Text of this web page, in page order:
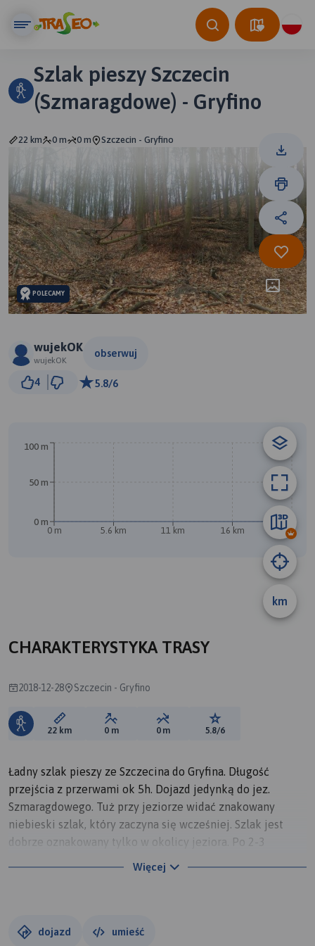
Szlak pieszy Szczecin
(Szmaragdowe) - Gryfino
22 km 0 m 0 m Szczecin - Gryfino
POLECAMY
wujekOK
wujekOK
obserwuj
4 5.8/6
km
0 m 5.6 km 11 km 16 km 22 km
0 m
50 m
100 m
CHARAKTERYSTYKA TRASY
2018-12-28 Szczecin - Gryfino
Długość trasy:
22 km Suma przewyższeń:
0 m Suma spadków:
0 m Ocena trasy:
5.8/6
Ładny szlak pieszy ze Szczecina do Gryfina. Długość
przejścia z przerwami ok 5h. Dojazd jedynką do jez.
Szmaragdowego. Tuż przy jeziorze widać znakowany
niebieski szlak, który zaczyna się wcześniej. Szlak jest
dobrze oznakowany tylko w okolicy jeziora. Po 2-3
najważniejszych punktach brak znaków. PTTK tradycyjnie
Przydatne na terenie lasu tablice z mapami i ciekawym
Więcej
dojazd umieść